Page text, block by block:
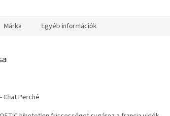
Márka Egyéb információk
Chat Perché